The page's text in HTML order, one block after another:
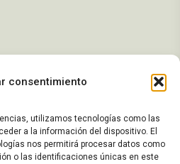
consentimiento
utilizamos tecnologías como las
a la información del dispositivo. El
nos permitirá procesar datos como
o las identificaciones únicas en este